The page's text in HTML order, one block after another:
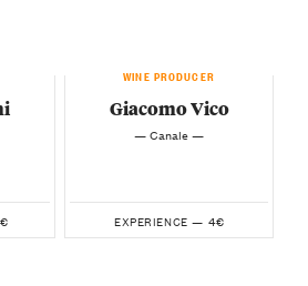
WINE PRODUCER
Giacomo Vico
— Canale —
EXPERIENCE — 4€